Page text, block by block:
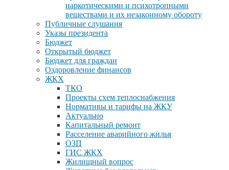
наркотическими и психотропными
веществами и их незаконному обороту
Публичные слушания
Указы президента
Бюджет
Открытый бюджет
Бюджет для граждан
Оздоровление финансов
ЖКХ
ТКО
Проекты схем теплоснабжения
Нормативы и тарифы на ЖКУ
Актуально
Капитальный ремонт
Расселение аварийного жилья
ОЗП
ГИС ЖКХ
Жилищный вопрос